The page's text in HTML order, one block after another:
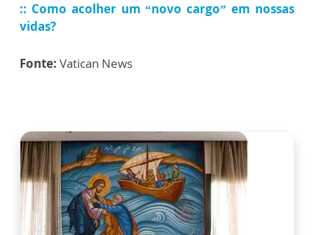
:: Como acolher um “novo cargo” em nossas
vidas?
Fonte: Vatican News